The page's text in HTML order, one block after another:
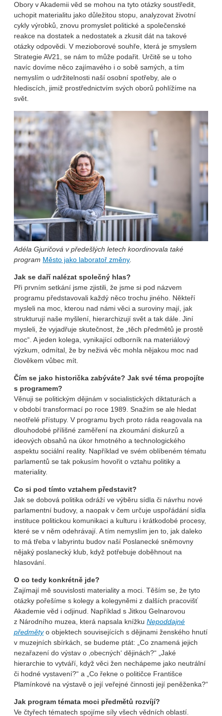
Obory v Akademii věd se mohou na tyto otázky soustředit,
uchopit materialitu jako důležitou stopu, analyzovat životní
cykly výrobků, znovu promyslet politické a společenské
reakce na dostatek a nedostatek a zkusit dát na takové
otázky odpovědi. V mezioborové souhře, která je smyslem
Strategie AV21, se nám to může podařit. Určitě se u toho
navíc dovíme něco zajímavého i o sobě samých, a tím
nemyslím o udržitelnosti naší osobní spotřeby, ale o
hlediscích, jimiž prostřednictvím svých oborů pohlížíme na
svět.
Adéla Gjuričová v předešlých letech koordinovala také
program Město jako laboratoř změny
Jak se daří nalézat společný hlas?
Při prvním setkání jsme zjistili, že jsme si pod názvem
programu představovali každý něco trochu jiného. Někteří
mysleli na moc, kterou nad námi věci a suroviny mají, jak
strukturují naše myšlení, hierarchizují svět a tak dále. Jiní
mysleli, že vyjadřuje skutečnost, že „těch předmětů je prostě
moc“. A jeden kolega, vynikající odborník na materiálový
výzkum, odmítal, že by neživá věc mohla nějakou moc nad
člověkem vůbec mít.
Čím se jako historička zabýváte? Jak své téma propojíte
s programem?
Věnuji se politickým dějinám v socialistických diktaturách a
v období transformací po roce 1989. Snažím se ale hledat
neotřelé přístupy. V programu bych proto ráda reagovala na
dlouhodobé přílišné zaměření na zkoumání diskurzů a
ideových obsahů na úkor hmotného a technologického
aspektu sociální reality. Například ve svém oblíbeném tématu
parlamentů se tak pokusím hovořit o vztahu politiky a
materiality.
Co si pod tímto vztahem představit?
Jak se dobová politika odráží ve výběru sídla či návrhu nové
parlamentní budovy, a naopak v čem určuje uspořádání sídla
instituce politickou komunikaci a kulturu i krátkodobé procesy,
které se v něm odehrávají. A tím nemyslím jen to, jak daleko
to má třeba v labyrintu budov naší Poslanecké sněmovny
nějaký poslanecký klub, když potřebuje doběhnout na
hlasování.
O co tedy konkrétně jde?
Zajímají mě souvislosti materiality a moci. Těším se, že tyto
otázky pořešíme s kolegy a kolegyněmi z dalších pracovišť
Akademie věd i odjinud. Například s Jitkou Gelnarovou
z Národního muzea, která napsala knížku Nepoddajné
předmětyo objektech souvisejících s dějinami ženského hnutí
v muzejních sbírkách, se budeme ptát: „Co znamená jejich
nezařazení do výstav o ‚obecných‘ dějinách?“ „Jaké
hierarchie to vytváří, když věci žen nechápeme jako neutrální
či hodné vystavení?“ a „Co řekne o političce Františce
Plamínkové na výstavě o její veřejné činnosti její peněženka?“
Jak program témata moci předmětů rozvíjí?
Ve čtyřech tématech spojíme síly všech vědních oblastí.